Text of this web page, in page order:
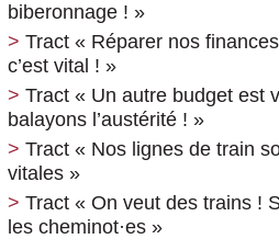
biberonnage ! »
Tract « Réparer nos
c’est vital ! »
Tract « Un autre budget est
balayons l’austérité ! »
Tract « Nos lignes de train
vitales »
Tract « On veut des trains !
les cheminot·es »